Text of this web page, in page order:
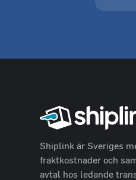
Shiplink är Sveriges
fraktkostnader och
avtal hos ledande